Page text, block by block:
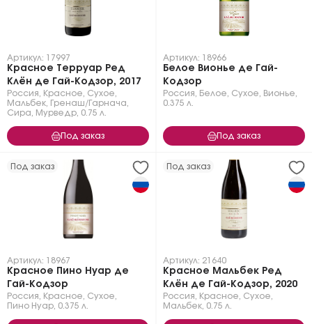
Артикул: 17997
Красное Терруар Ред
Клён де Гай-Кодзор, 2017
Россия Красное Сухое
Мальбек
Гренаш/Гарнача
Сира
Мурведр 0.75 л.
Под заказ
Артикул: 18966
Белое Вионье де Гай-
Кодзор
Россия Белое Сухое Вионье
0.375 л.
Под заказ
Под заказ
Артикул: 18967
Красное Пино Нуар де
Гай-Кодзор
Россия Красное Сухое
Пино Нуар 0.375 л.
Под заказ
Артикул: 21640
Красное Мальбек Ред
Клён де Гай-Кодзор, 2020
Россия Красное Сухое
Мальбек 0.75 л.